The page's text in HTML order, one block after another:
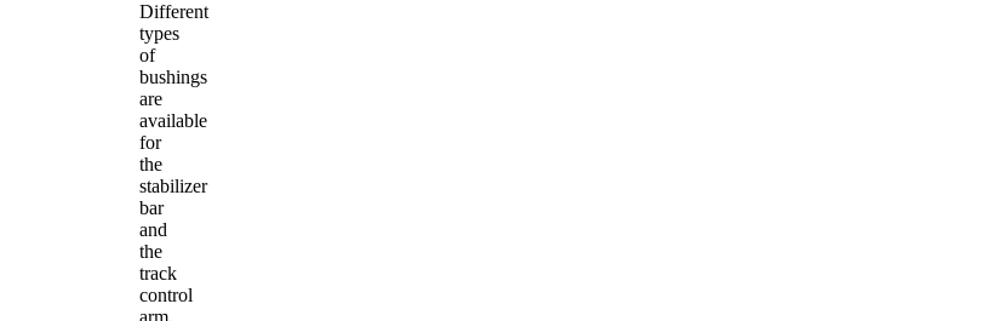
Different
types
of
bushings
are
available
for
the
stabilizer
bar
and
the
track
control
arm.